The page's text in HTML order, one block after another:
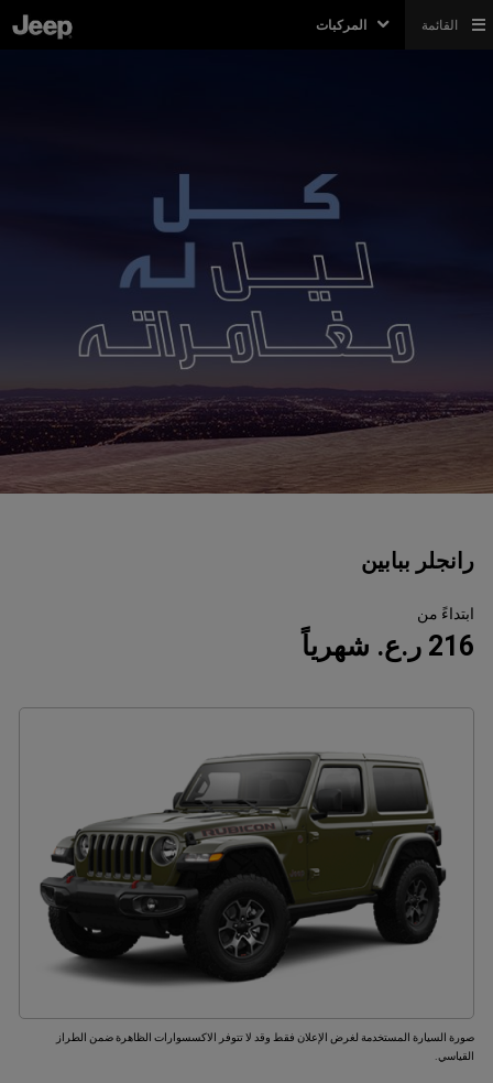
المركبات القائمة
رانجلر ببابين
ابتداءً من
216 ر.ع. شهرياً
صورة السيارة المستخدمة لغرض الإعلان فقط وقد لا تتوفر الاكسسوارات الظاهرة ضمن الطراز
القياسي.